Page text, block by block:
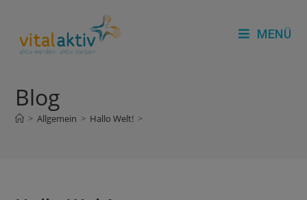
springen
MENÜ
Blog
> Allgemein > Hallo Welt! >